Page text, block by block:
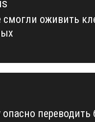
оживить
переводить